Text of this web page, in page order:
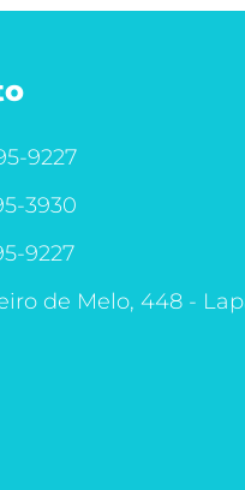
9227
3930
9227
de Melo, 448 -